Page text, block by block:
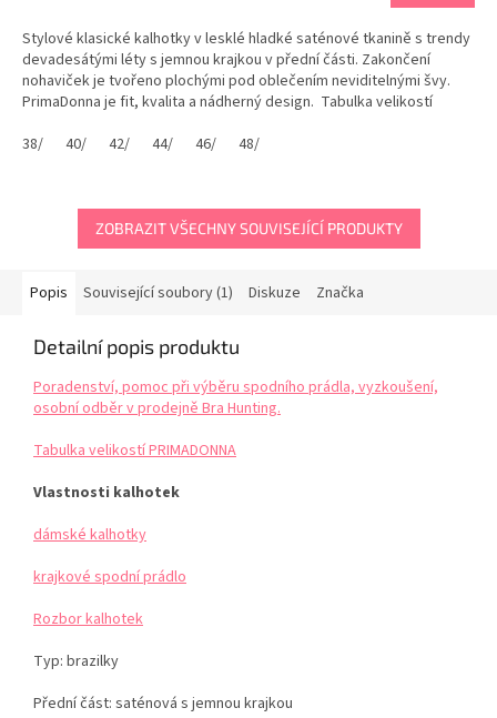
Stylové klasické kalhotky v lesklé hladké saténové tkanině s trendy
devadesátými léty s jemnou krajkou v přední části. Zakončení
nohaviček je tvořeno plochými pod oblečením neviditelnými švy.
PrimaDonna je fit, kvalita a nádherný design. Tabulka velikostí
38/
40/ 42/ 44/ 46/ 48/
ZOBRAZIT VŠECHNY SOUVISEJÍCÍ PRODUKTY
Popis Související soubory (1) Diskuze Značka
Detailní popis produktu
Poradenství, pomoc při výběru spodního prádla, vyzkoušení,
osobní odběr v prodejně Bra Hunting.
Tabulka velikostí PRIMADONNA
Vlastnosti kalhotek
dámské kalhotky
krajkové spodní prádlo
Rozbor kalhotek
Typ: brazilky
Přední část: saténová s jemnou krajkou